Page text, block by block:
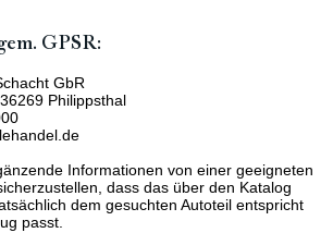
GPSR:
GbR
Philippsthal
Informationen von einer geeigneten
dass das über den Katalog
dem gesuchten Autoteil entspricht
passt.